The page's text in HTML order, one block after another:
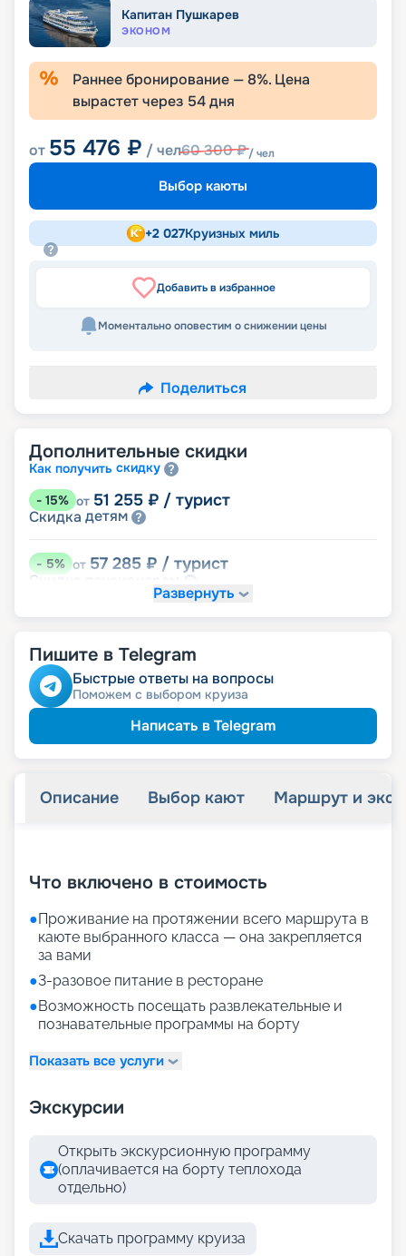
Капитан Пушкарев
ЭКОНОМ
Раннее бронирование — 8%. Цена
вырастет через 54дня
от 55 476 ₽ / чел60 300₽/ чел
Выбор каюты
+2 027Круизных миль
Добавить в избранное
Моментально оповестим о снижении цены
Поделиться
Дополнительные скидки
Как получить скидку
- 15% от 51 255 ₽ / турист
Скидка детям
-5% от 57 285 ₽ / турист
Скидка
Развернуть
Пишите в Telegram
Быстрые ответы на вопросы
Поможем с выбором круиза
Написать в Telegram
Описание Выбор кают Маршрут и
Что включено в стоимость
●Проживание на протяжении всего маршрута в
каюте выбранного класса — она закрепляется
за вами
●3-разовое питание в ресторане
●Возможность посещать развлекательные и
познавательные программы на борту
Показать все услуги
Экскурсии
Открыть экскурсионную программу
(оплачивается на борту теплохода
отдельно)
Скачать программу круиза